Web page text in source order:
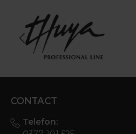
CONTACT
Telefon: